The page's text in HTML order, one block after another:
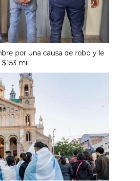
por una causa de robo y le
mil